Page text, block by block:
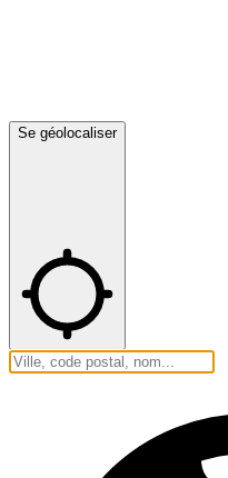
Se géolocaliser